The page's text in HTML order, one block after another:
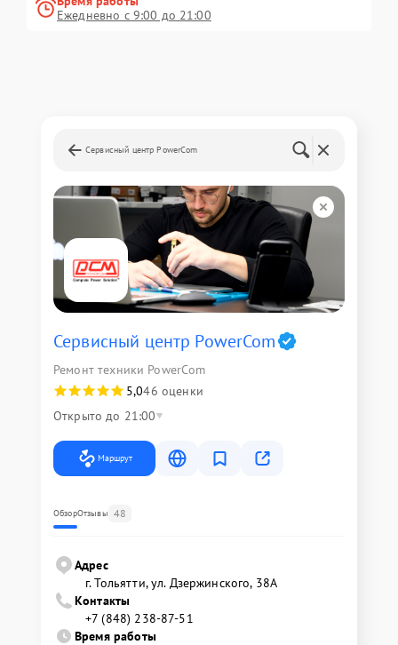
Ежедневно с 9:00 до 21:00
Сервисный центр PowerCom
Сервисный центр PowerCom
Ремонт техники PowerCom
5,046 оценки
Открыто до 21:00
Маршрут
ОбзорОтзывы 48
Адрес
г. Тольятти, ул. Дзержинского, 38А
Контакты
+7 (848) 238-87-51
Время работы